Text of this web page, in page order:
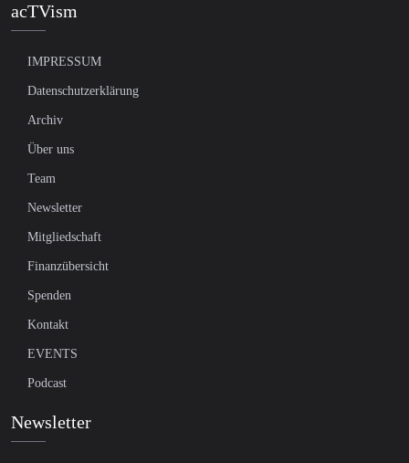
acTVism
IMPRESSUM
Datenschutzerklärung
Archiv
Über uns
Team
Newsletter
Mitgliedschaft
Finanzübersicht
Spenden
Kontakt
EVENTS
Podcast
Newsletter